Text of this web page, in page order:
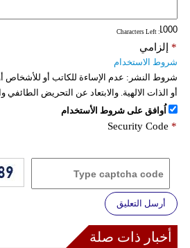
: Characters Left
إلزامي *
شروط الاستخدام
شروط النشر: عدم الإساءة للكاتب أو للأشخاص
أو الذات الالهية. والابتعاد عن التحريض الطائفي
اُوافق على شروط الأستخدام
Security Code *
أرسل التعليق
أخبار ذات صلة